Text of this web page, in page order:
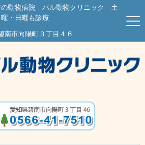
の動物病院 パル動物クリニック 土
曜・日曜も診療
南市向陽町３丁目４６